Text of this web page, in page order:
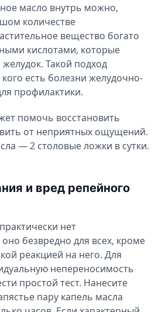
масло внутрь можно,
количестве
вещество богато
кислотами, которые
Такой подход
есть болезни желудочно-
профилактики.
помочь восстановить
от неприятных ощущений.
— 2 столовые ложки в сутки.
и вред репейного
нет
безвредно для всех, кроме
реакцией на него. Для
непереносимость
простой тест. Нанесите
пару капель масла